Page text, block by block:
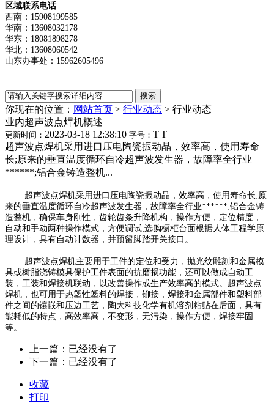
区域联系电话
西南：15908199585
华南：13608032178
华东：18081898278
华北：13608060542
山东办事处：15962605496
你现在的位置： 网站首页 > 行业动态 > 行业动态
业内超声波点焊机概述
更新时间： 2023-03-18 12:38:10 字号： T|T
超声波点焊机采用进口压电陶瓷振动晶，效率高，使用寿命
长;原来的垂直温度循环自冷超声波发生器，故障率全行业
******;铝合金铸造整机...
超声波点焊机采用进口压电陶瓷振动晶，效率高，使用寿命长;原
来的垂直温度循环自冷超声波发生器，故障率全行业******;铝合金铸
造整机，确保车身刚性，齿轮齿条升降机构，操作方便，定位精度，
自动和手动两种操作模式，方便调试;选购橱柜台面根据人体工程学原
理设计，具有自动计数器，并预留脚踏开关接口。
超声波点焊机主要用于工件的定位和受力，抛光纹雕刻和金属模
具或树脂浇铸模具保护工件表面的抗磨损功能，还可以做成自动工
装，工装和焊接机联动，以改善操作或生产效率高的模式。超声波点
焊机，也可用于热塑性塑料的焊接，铆接，焊接和金属部件和塑料部
件之间的镶嵌和压边工艺，陶大科技化学有机溶剂粘贴在后面，具有
能耗低的特点，高效率高，不变形，无污染，操作方便，焊接牢固
等。
上一篇：已经没有了
下一篇：已经没有了
收藏
打印